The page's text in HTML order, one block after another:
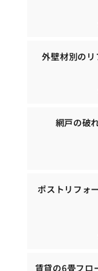
外壁材別の
網戸の破
ポストリフォ
賃貸の6畳フロ